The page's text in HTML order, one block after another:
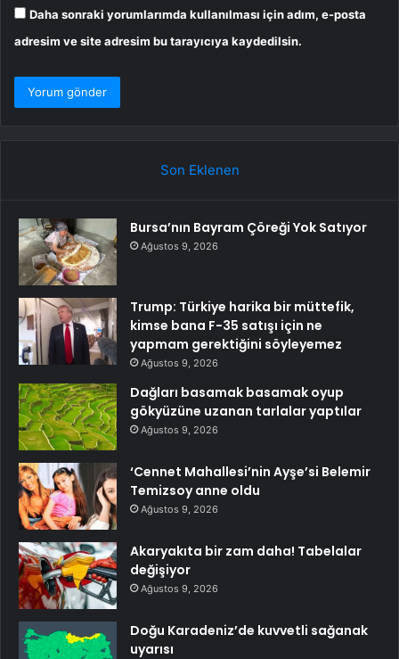
Daha sonraki yorumlarımda kullanılması için adım, e-posta
adresim ve site adresim bu tarayıcıya kaydedilsin.
Son Eklenen
Bursa’nın Bayram Çöreği Yok Satıyor
Ağustos 9, 2026
Trump: Türkiye harika bir müttefik,
kimse bana F-35 satışı için ne
yapmam gerektiğini söyleyemez
Ağustos 9, 2026
Dağları basamak basamak oyup
gökyüzüne uzanan tarlalar yaptılar
Ağustos 9, 2026
‘Cennet Mahallesi’nin Ayşe’si Belemir
Temizsoy anne oldu
Ağustos 9, 2026
Akaryakıta bir zam daha! Tabelalar
değişiyor
Ağustos 9, 2026
Doğu Karadeniz’de kuvvetli sağanak
uyarısı